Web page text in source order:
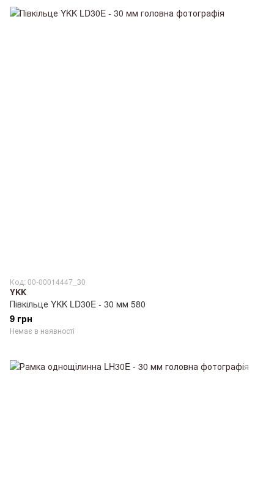
Код: 00-00014447_30
YKK
Півкільце YKK LD30E - 30 мм 580
9 грн
Немає в наявності